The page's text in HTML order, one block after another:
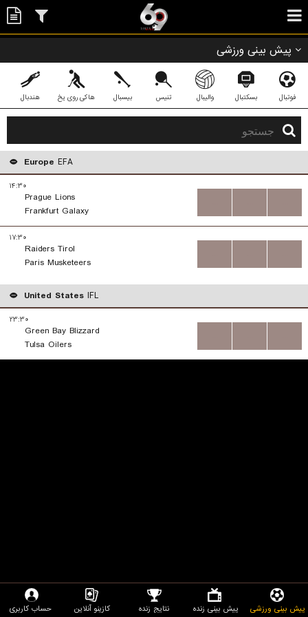
پیش بینی ورزشی
فوتبال بسکتبال والیبال تنیس بیسبال هاکی روی یخ هندبال
Europe EFA
۱۴:۳۰
Prague Lions
Frankfurt Galaxy
۱۷:۳۰
Raiders Tirol
Paris Musketeers
United States IFL
۲۳:۳۰
Green Bay Blizzard
Tulsa Oilers
پیش بینی ورزشی پیش بینی زنده نتایج زنده کازینو آنلاین حساب کاربری